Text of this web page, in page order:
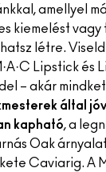
amellyel
kiemelést
létre.
Lipstick és
– akár
által
kapható, a
Oak
Caviarig. A